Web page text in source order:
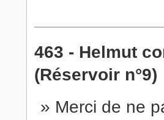
463 - Helmut
(Réservoir n°9)
Merci de ne